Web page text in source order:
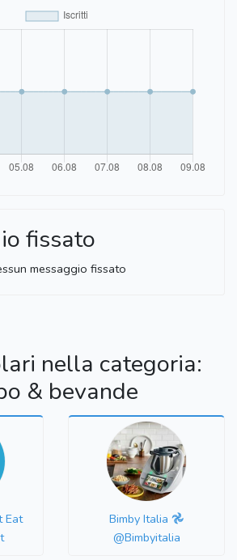
fissato
messaggio fissato
nella categoria:
& bevande
Eat
Bimby Italia 𖣘
@Bimbyitalia